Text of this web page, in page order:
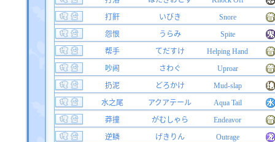
打鼾
いびき
Snore
怨恨
うらみ
Spite
帮手
てだすけ
Helping Hand
吵闹
さわぐ
Uproar
扔泥
どろかけ
Mud-slap
水之尾
アクアテール
Aqua Tail
莽撞
がむしゃら
Endeavor
逆鳞
げきりん
Outrage